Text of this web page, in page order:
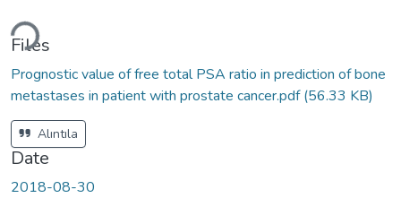
Files
Prognostic value of free total PSA ratio in prediction of bone
metastases in patient with prostate cancer.pdf(56.33 KB)
Alıntıla
Date
2018-08-30